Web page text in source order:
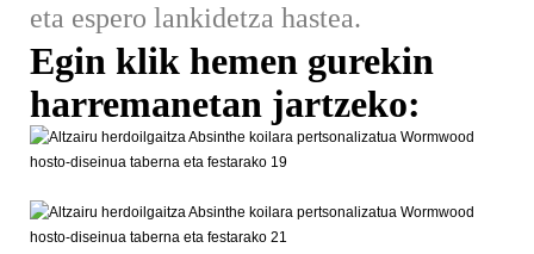
eta espero lankidetza hastea.
Egin klik hemen gurekin
harremanetan jartzeko: